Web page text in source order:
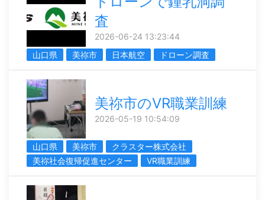
査
2026-06-24 13:23:44
山口県
美祢市 日本航空 ドローン調査
美祢市のVR職業訓練
2026-05-19 10:54:09
山口県 美祢市
クラスター株式会社
美祢社会復帰促進センター
VR職業訓練